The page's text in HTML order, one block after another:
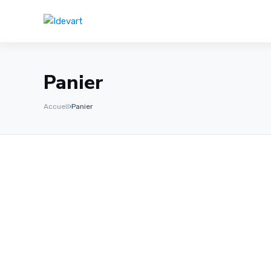
Panier
Accueil›Panier